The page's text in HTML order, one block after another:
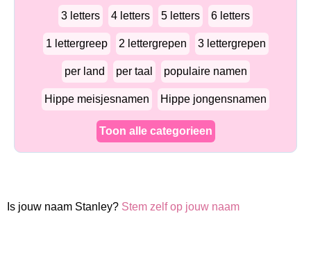
3 letters 4 letters 5 letters 6 letters
1 lettergreep 2 lettergrepen 3 lettergrepen
per land per taal populaire namen
Hippe meisjesnamen Hippe jongensnamen
Toon alle categorieen
Is jouw naam Stanley? Stem zelf op jouw naam